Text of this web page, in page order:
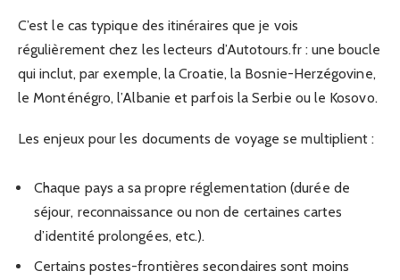
C’est le cas typique des itinéraires que je vois
régulièrement chez les lecteurs d’Autotours.fr : une boucle
qui inclut, par exemple, la Croatie, la Bosnie-Herzégovine,
le Monténégro, l’Albanie et parfois la Serbie ou le Kosovo.
Les enjeux pour les documents de voyage se multiplient :
Chaque pays a sa propre réglementation (durée de
séjour, reconnaissance ou non de certaines cartes
d’identité prolongées, etc.).
Certains postes-frontières secondaires sont moins